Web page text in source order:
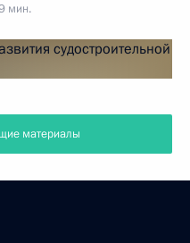
мин.
материалы